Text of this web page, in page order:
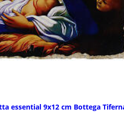
essential 9x12 cm Bottega